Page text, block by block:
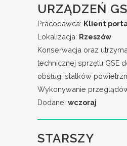
URZĄDZEŃ
Pracodawca: Klient
Lokalizacja: Rzeszów
Konserwacja oraz
technicznej sprzętu GSE
obsługi statków
Wykonywanie przeglądów
Dodane: wczoraj
STARSZY